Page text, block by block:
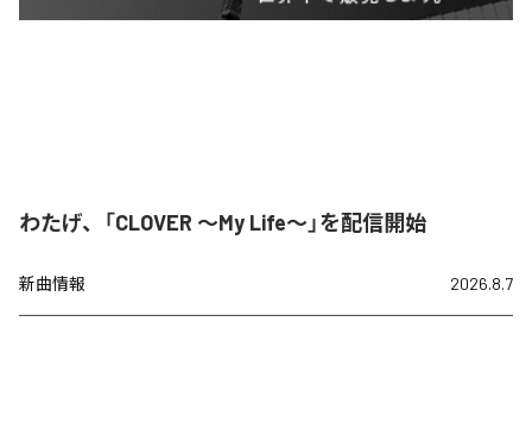
わたげ、「CLOVER ～My Life～」を配信開始
新曲情報 2026.8.7